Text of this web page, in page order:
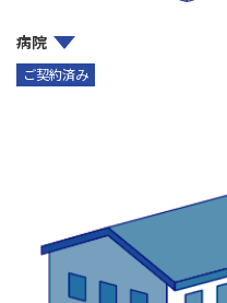
病院
ご契約済み